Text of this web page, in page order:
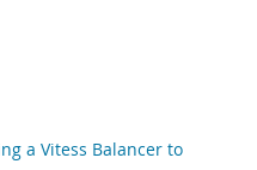
a Vitess Balancer to